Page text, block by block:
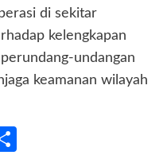
di sekitar
kelengkapan
undangan
keamanan wilayah